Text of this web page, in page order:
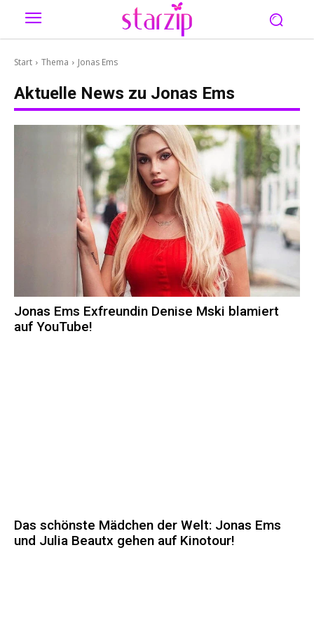
Start Thema Jonas Ems
Aktuelle News zu Jonas Ems
Jonas Ems Exfreundin Denise Mski blamiert
auf YouTube!
Das schönste Mädchen der Welt: Jonas Ems
und Julia Beautx gehen auf Kinotour!